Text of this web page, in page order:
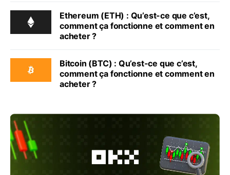
Ethereum (ETH) : Qu’est-ce que c’est,
comment ça fonctionne et comment en
acheter ?
Bitcoin (BTC) : Qu’est-ce que c’est,
comment ça fonctionne et comment en
acheter ?